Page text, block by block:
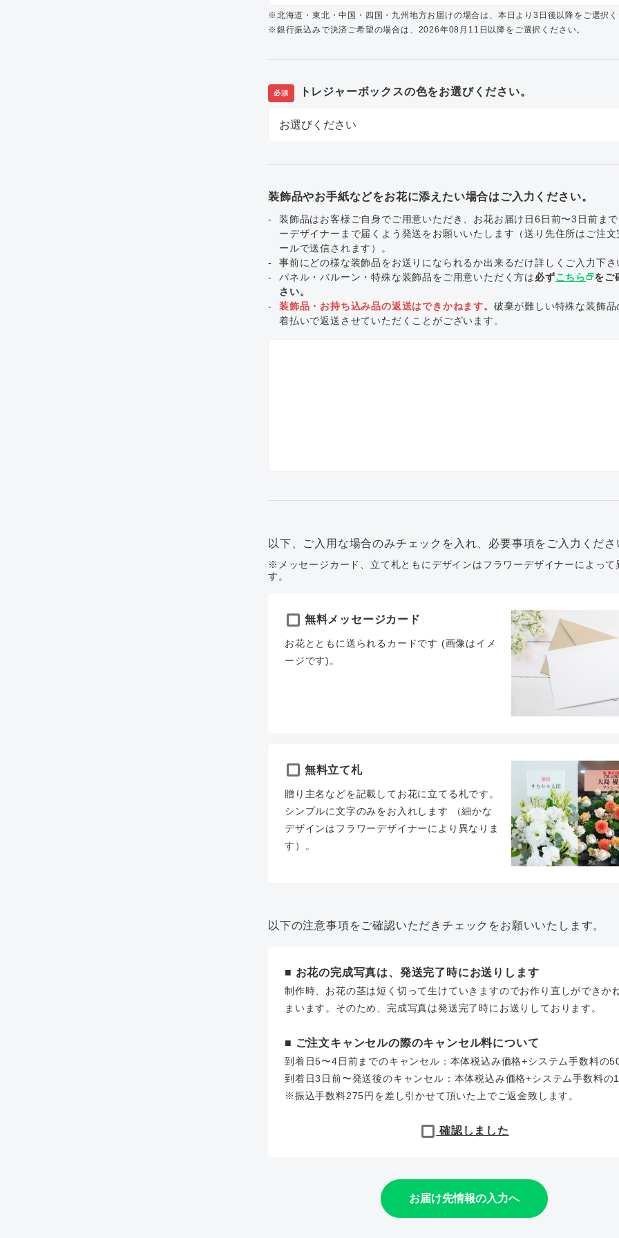
※北海道・東北・中国・四国・九州地方お届けの場合は、本日より3日後以降をご選択く
※銀行振込みで決済ご希望の場合は、2026年08月11日以降をご選択ください。
必須 トレジャーボックスの色をお選びください。
装飾品やお手紙などをお花に添えたい場合はご入力ください。
装飾品はお客様ご自身でご用意いただき、お花お届け日6日前〜3日前ま
ーデザイナーまで届くよう発送をお願いいたします（送り先住所はご注文
ールで送信されます）。
事前にどの様な装飾品をお送りになられるか出来るだけ詳しくご入力下さ
パネル・バルーン・特殊な装飾品をご用意いただく方は必ずこちらselect_windowをご
さい。
装飾品・お持ち込み品の返送はできかねます。 破棄が難しい特殊な装飾品
着払いで返送させていただくことがございます。
以下、ご入用な場合のみチェックを入れ、必要事項をご入力くださ
※メッセージカード、立て札ともにデザインはフラワーデザイナーによって
す。
無料メッセージカード
お花とともに送られるカードです (画像はイメ
ージです)。
無料立て札
贈り主名などを記載してお花に立てる札です。
シンプルに文字のみをお入れします （細かな
デザインはフラワーデザイナーにより異なりま
す）。
以下の注意事項をご確認いただきチェックをお願いいたします。
■ お花の完成写真は、発送完了時にお送りします
制作時、お花の茎は短く切って生けていきますのでお作り直しができか
まいます。そのため、完成写真は発送完了時にお送りしております。
■ ご注文キャンセルの際のキャンセル料について
到着日5〜4日前までのキャンセル：本体税込み価格+システム手数料の
到着日3日前〜発送後のキャンセル：本体税込み価格+システム手数料の
※振込手数料275円を差し引かせて頂いた上でご返金致します。
確認しました
お届け先情報の入力へ